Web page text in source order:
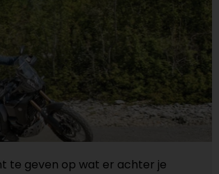
te geven op wat er achter je